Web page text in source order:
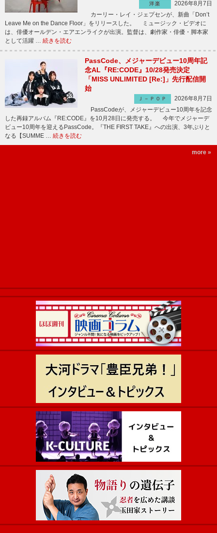
洋楽
2026年8月7日
カーリー・レイ・ジェプセンが、新曲「Don’t
Leave Me on the Dance Floor」をリリースした。 ミュージック・ビデオに
は、俳優オールデン・エアエンライクが出演。監督は、劇作家・俳優・脚本家
として活躍 … 続きを読む
PassCode、メジャーデビュー10周年記
念AL『RE:CODE』10/28発売決定
「MISS UNLIMITED [Re:]」先行配信開
始
Ｊ－ＰＯＰ
2026年8月7日
PassCodeが、メジャーデビュー10周年を記念
した再録アルバム『RE:CODE』を10月28日に発売する。 今年でメジャーデ
ビュー10周年を迎えるPassCode。『THE FIRST TAKE』への出演、3年ぶりと
なる【SUMME … 続きを読む
more »